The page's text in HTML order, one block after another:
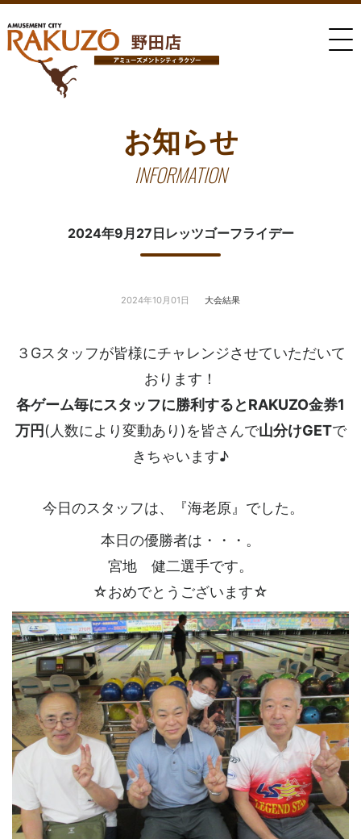
お知らせ
INFORMATION
2024年9月27日レッツゴーフライデー
2024年10月01日 大会結果
３Gスタッフが皆様にチャレンジさせていただいて
おります！
各ゲーム毎にスタッフに勝利するとRAKUZO金券1
万円 (人数により変動あり)を皆さんで山分けGETで
きちゃいます♪
今日のスタッフは、『海老原』でした。
本日の優勝者は・・・。
宮地 健二選手です。
☆おめでとうございます☆